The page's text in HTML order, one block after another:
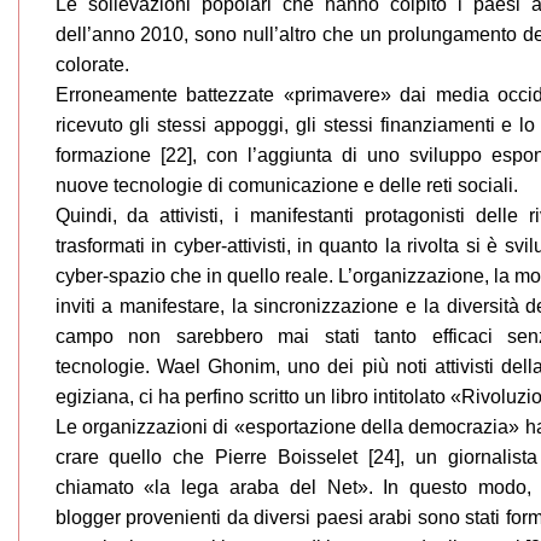
Le sollevazioni popolari che hanno colpito i paesi
dell’anno 2010, sono null’altro che un prolungamento
colorate.
Erroneamente battezzate «primavere» dai media
ricevuto gli stessi appoggi, gli stessi finanziamenti e
formazione [22], con l’aggiunta di uno sviluppo
nuove tecnologie di comunicazione e delle reti sociali.
Quindi, da attivisti, i manifestanti protagonisti delle
trasformati in cyber-attivisti, in quanto la rivolta si è
cyber-spazio che in quello reale. L’organizzazione, la
inviti a manifestare, la sincronizzazione e la diversità
campo non sarebbero mai stati tanto efficaci
tecnologie. Wael Ghonim, uno dei più noti attivisti
egiziana, ci ha perfino scritto un libro intitolato
Le organizzazioni di «esportazione della democrazia»
crare quello che Pierre Boisselet [24], un
chiamato «la lega araba del Net». In questo modo,
blogger provenienti da diversi paesi arabi sono stati